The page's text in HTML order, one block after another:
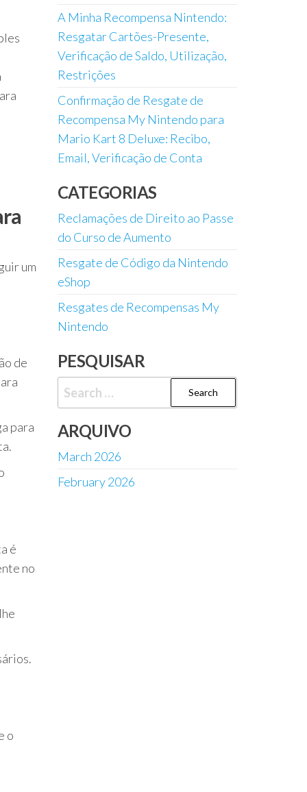
um
de
para
é
no
o
A Minha Recompensa Nintendo:
Resgatar Cartões-Presente,
Verificação de Saldo, Utilização,
Restrições
Confirmação de Resgate de
Recompensa My Nintendo para
Mario Kart 8 Deluxe: Recibo,
Email, Verificação de Conta
CATEGORIAS
Reclamações de Direito ao Passe
do Curso de Aumento
Resgate de Código da Nintendo
eShop
Resgates de Recompensas My
Nintendo
PESQUISAR
Search
for:
ARQUIVO
March 2026
February 2026